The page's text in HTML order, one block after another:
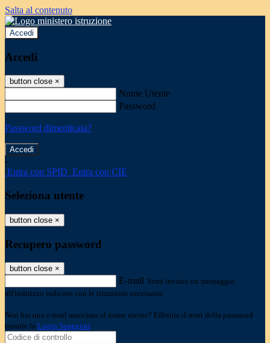
Salta al contenuto
Accedi
Accedi
button close ×
Nome Utente
Password
Password dimenticata?
-
Entra con SPID Entra con CIE
Seleziona utente
button close ×
Recupero password
button close ×
E-mail Verrà inviato un messaggio
all'indirizzo indicato con le istruzioni necessarie.
Non hai una e-mail associata al nome utente? Effettua il reset della password
tramite la Login Spaggiari